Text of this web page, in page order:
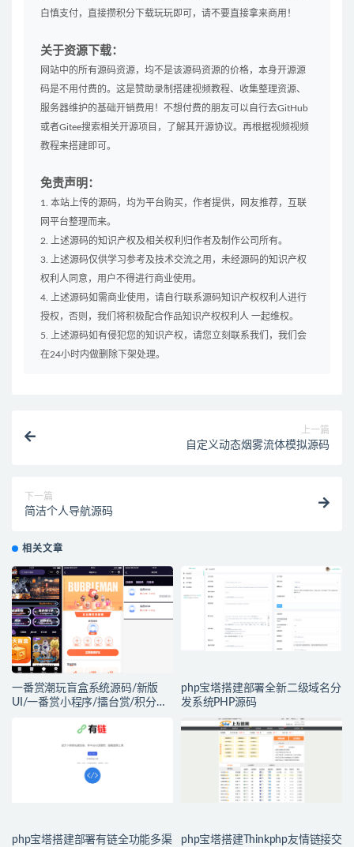
白慎支付，直接攒积分下载玩玩即可，请不要直接拿来商用！
关于资源下载：
网站中的所有源码资源，均不是该源码资源的价格，本身开源源
码是不用付费的。这是赞助录制搭建视频教程、收集整理资源、
服务器维护的基础开销费用！不想付费的朋友可以自行去GitHub
或者Gitee搜索相关开源项目，了解其开源协议。再根据视频视频
教程来搭建即可。
免责声明：
1. 本站上传的源码，均为平台购买，作者提供，网友推荐，互联
网平台整理而来。
2. 上述源码的知识产权及相关权利归作者及制作公司所有。
3. 上述源码仅供学习参考及技术交流之用，未经源码的知识产权
权利人同意，用户不得进行商业使用。
4. 上述源码如需商业使用，请自行联系源码知识产权权利人进行
授权，否则，我们将积极配合作品知识产权权利人 一起维权。
5. 上述源码如有侵犯您的知识产权，请您立刻联系我们，我们会
在24小时内做删除下架处理。
上一篇
自定义动态烟雾流体模拟源码
下一篇
简洁个人导航源码
相关文章
一番赏潮玩盲盒系统源码/新版
UI/一番赏小程序/擂台赏/积分赏/
php宝塔搭建部署全新二级域名分
发系统PHP源码
php宝塔搭建部署有链全功能多渠
php宝塔搭建Thinkphp友情链接交